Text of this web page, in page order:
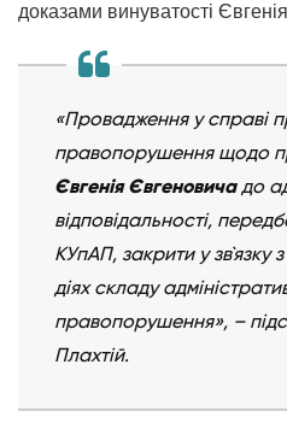
доказами винуватості
«Провадження у справі
правопорушення щодо
Євгенія Євгеновичадо
відповідальності,
КУпАП, закрити у зв`язку
діях складу
правопорушення», –
Плахтій.